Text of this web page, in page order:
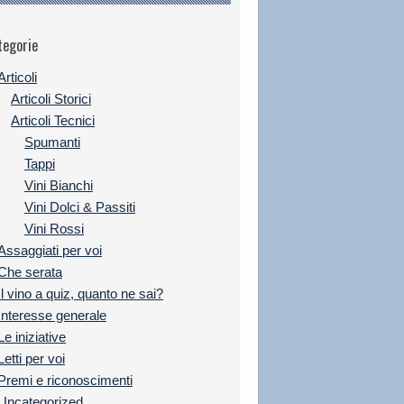
Articoli Storici
Articoli Tecnici
Spumanti
Tappi
Vini Bianchi
Vini Dolci & Passiti
Vini Rossi
per voi
serata
vino a quiz, quanto ne sai?
generale
iniziative
per voi
e riconoscimenti